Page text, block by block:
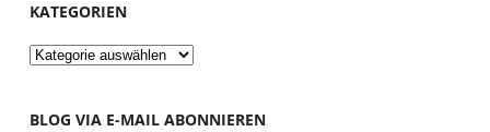
KATEGORIEN
Kategorien
BLOG VIA E-MAIL ABONNIEREN